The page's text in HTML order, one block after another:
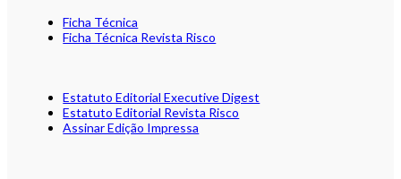
Ficha Técnica
Ficha Técnica Revista Risco
Estatuto Editorial Executive Digest
Estatuto Editorial Revista Risco
Assinar Edição Impressa